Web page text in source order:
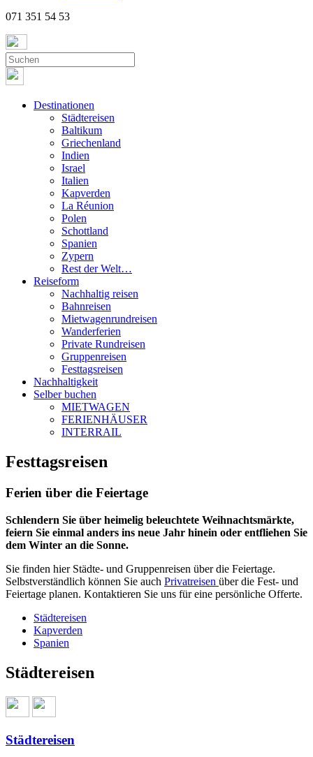
071 351 54 53
Destinationen
Städtereisen
Baltikum
Griechenland
Indien
Israel
Italien
Kapverden
La Réunion
Polen
Schottland
Spanien
Zypern
Rest der Welt…
Reiseform
Nachhaltig reisen
Bahnreisen
Mietwagenrundreisen
Wanderferien
Private Rundreisen
Gruppenreisen
Festtagsreisen
Nachhaltigkeit
Selber buchen
MIETWAGEN
FERIENHÄUSER
INTERRAIL
Festtagsreisen
Ferien über die Feiertage
Schlendern Sie über heimelig beleuchtete Weihnachtsmärkte,
feiern Sie einmal anders ins neue Jahr hinein oder entfliehen Sie
dem Winter an die Sonne.
Sie finden hier Städte- und Gruppenreisen über die Feiertage.
Selbstverständlich können Sie auch Privatreisen über die Fest- und
Feiertage planen. Kontaktieren Sie uns für eine persönliche Offerte.
Städtereisen
Kapverden
Spanien
Städtereisen
Städtereisen